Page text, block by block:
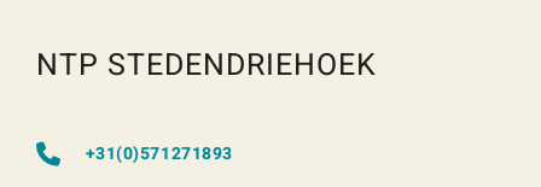
NTP STEDENDRIEHOEK
+31(0)571271893